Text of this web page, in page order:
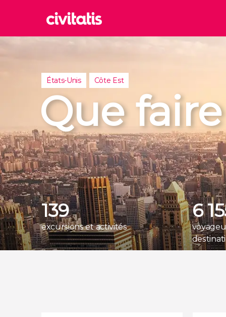
Maroc
Turquie
États-Unis Côte Est
Que
139
excursions et activités
6